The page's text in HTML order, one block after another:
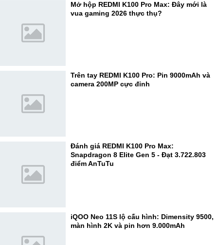
Mở hộp REDMI K100 Pro Max: Đây mới là
vua gaming 2026 thực thụ?
Trên tay REDMI K100 Pro: Pin 9000mAh và
camera 200MP cực đỉnh
Đánh giá REDMI K100 Pro Max:
Snapdragon 8 Elite Gen 5 - Đạt 3.722.803
điểm AnTuTu
iQOO Neo 11S lộ cấu hình: Dimensity 9500,
màn hình 2K và pin hơn 9.000mAh